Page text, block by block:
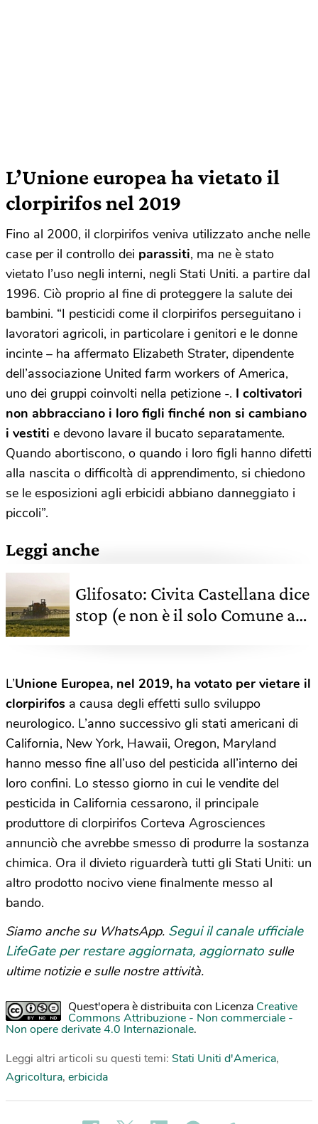
L’Unione europea ha vietato il
clorpirifos nel 2019
Fino al 2000, il clorpirifos veniva utilizzato anche nelle
case per il controllo dei parassiti, ma ne è stato
vietato l’uso negli interni, negli Stati Uniti. a partire dal
1996. Ciò proprio al fine di proteggere la salute dei
bambini. “I pesticidi come il clorpirifos perseguitano i
lavoratori agricoli, in particolare i genitori e le donne
incinte – ha affermato Elizabeth Strater, dipendente
dell’associazione United farm workers of America,
uno dei gruppi coinvolti nella petizione -. I coltivatori
non abbracciano i loro figli finché non si cambiano
i vestiti e devono lavare il bucato separatamente.
Quando abortiscono, o quando i loro figli hanno difetti
alla nascita o difficoltà di apprendimento, si chiedono
se le esposizioni agli erbicidi abbiano danneggiato i
piccoli”.
Leggi anche
Glifosato: Civita Castellana dice
stop (e non è il solo Comune a
L’Unione Europea, nel 2019, ha votato per vietare il
clorpirifos a causa degli effetti sullo sviluppo
neurologico. L’anno successivo gli stati americani di
California, New York, Hawaii, Oregon, Maryland
hanno messo fine all’uso del pesticida all’interno dei
loro confini. Lo stesso giorno in cui le vendite del
pesticida in California cessarono, il principale
produttore di clorpirifos Corteva Agrosciences
annunciò che avrebbe smesso di produrre la sostanza
chimica. Ora il divieto riguarderà tutti gli Stati Uniti: un
altro prodotto nocivo viene finalmente messo al
bando.
Siamo anche su WhatsApp. Segui il canale ufficiale
LifeGate per restare aggiornata, aggiornato sulle
ultime notizie e sulle nostre attività.
Quest'opera è distribuita con Licenza Creative
Commons Attribuzione - Non commerciale -
Non opere derivate 4.0 Internazionale.
Leggi altri articoli su questi temi: Stati Uniti d'America,
Agricoltura, erbicida